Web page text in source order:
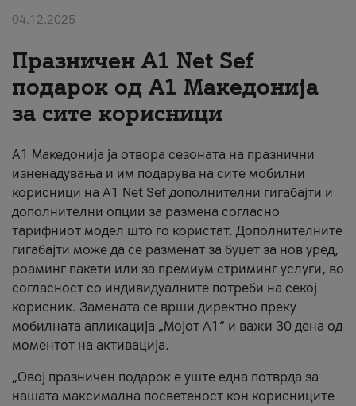
Надополни кредит
За нас
#ПодобарОнлајн
04.12.2025
Празничен A1 Net Sеf
подарок од А1 Македонија
за сите корисници
А1 Македонија ја отвора сезоната на празнични
изненадувања и им подарува на сите мобилни
корисници на A1 Net Sef дополнителни гигабајти и
дополнителни опции за размена согласно
тарифниот модел што го користат. Дополнителните
гигабајти може да се разменат за буџет за нов уред,
роаминг пакети или за премиум стриминг услуги, во
согласност со индивидуалните потреби на секој
корисник. Замената се врши директно преку
мобилната апликација „Мојот А1“ и важи 30 дена од
моментот на активација.
„Овој празничен подарок е уште една потврда за
нашата максимална посветеност кон корисниците